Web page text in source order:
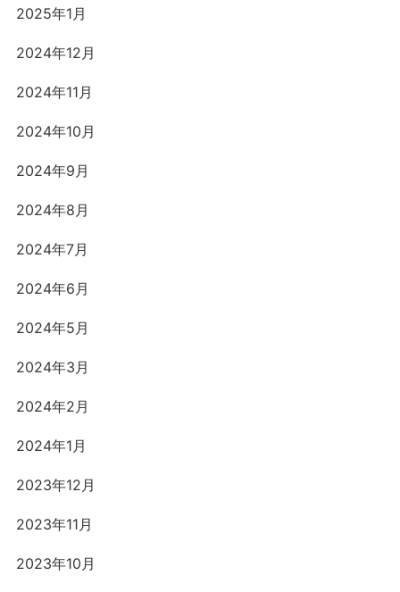
2025年1月
2024年12月
2024年11月
2024年10月
2024年9月
2024年8月
2024年7月
2024年6月
2024年5月
2024年3月
2024年2月
2024年1月
2023年12月
2023年11月
2023年10月